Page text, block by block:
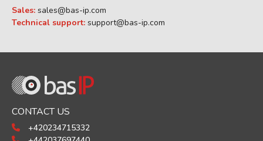
Sales: sales@bas-ip.com
Technical support: support@bas-ip.com
CONTACT US
+420234715332